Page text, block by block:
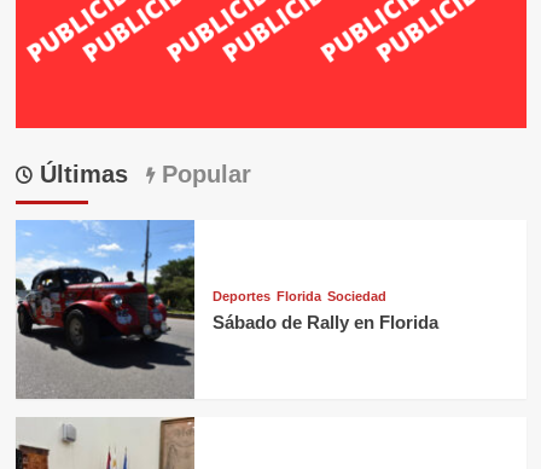
Últimas Popular
Deportes Florida Sociedad
Sábado de Rally en Florida